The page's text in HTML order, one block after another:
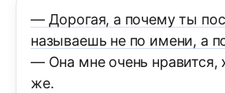
— Дорогая, а почему ты
называешь не по имени, а
— Она мне очень нравится,
же.